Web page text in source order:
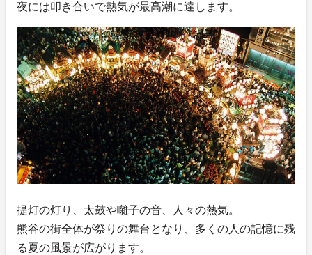
夜には叩き合いで熱気が最高潮に達します。
提灯の灯り、太鼓や囃子の音、人々の熱気。
熊谷の街全体が祭りの舞台となり、多くの人の記憶に残
る夏の風景が広がります。